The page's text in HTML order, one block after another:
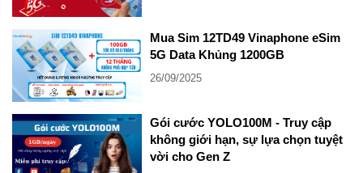
Mua Sim 12TD49 Vinaphone eSim
5G Data Khủng 1200GB
26/09/2025
Gói cước YOLO100M - Truy cập
không giới hạn, sự lựa chọn tuyệt
vời cho Gen Z